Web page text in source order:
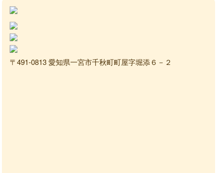
〒491-0813 愛知県一宮市千秋町町屋字堀添６－２